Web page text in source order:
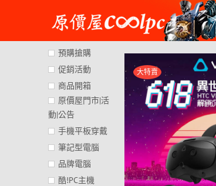
content
大特賣
預購搶購
促銷活動
商品開箱
原價屋門市|活
動|公告
手機平板穿戴
筆記型電腦
品牌電腦
酷!PC主機